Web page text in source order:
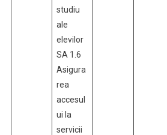
studiu
ale
elevilor
SA 1.6
Asigura
rea
accesul
ui la
servicii